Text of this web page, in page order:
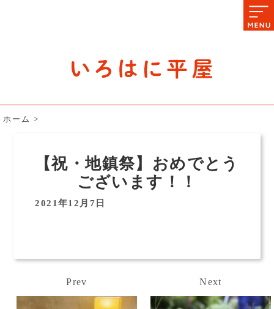
ホーム >
【祝・地鎮祭】おめでとう
ございます！！
2021年12月7日
Prev Next